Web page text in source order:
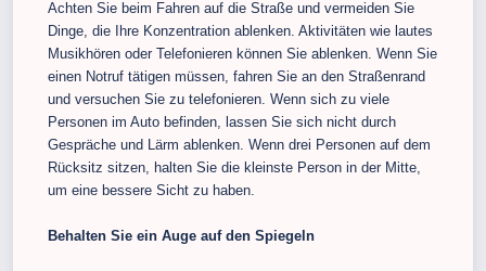
Achten Sie beim Fahren auf die Straße und vermeiden Sie
Dinge, die Ihre Konzentration ablenken. Aktivitäten wie lautes
Musikhören oder Telefonieren können Sie ablenken. Wenn Sie
einen Notruf tätigen müssen, fahren Sie an den Straßenrand
und versuchen Sie zu telefonieren. Wenn sich zu viele
Personen im Auto befinden, lassen Sie sich nicht durch
Gespräche und Lärm ablenken. Wenn drei Personen auf dem
Rücksitz sitzen, halten Sie die kleinste Person in der Mitte,
um eine bessere Sicht zu haben.
Behalten Sie ein Auge auf den Spiegeln